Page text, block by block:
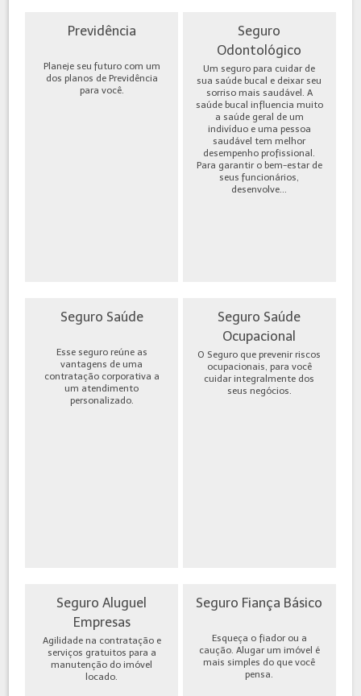
Previdência
Planeje seu futuro com um
dos planos de Previdência
para você.
Seguro
Odontológico
Um seguro para cuidar de
sua saúde bucal e deixar seu
sorriso mais saudável. A
saúde bucal influencia muito
a saúde geral de um
indivíduo e uma pessoa
saudável tem melhor
desempenho profissional.
Para garantir o bem-estar de
seus funcionários,
desenvolve...
Seguro Saúde
Esse seguro reúne as
vantagens de uma
contratação corporativa a
um atendimento
personalizado.
Seguro Saúde
Ocupacional
O Seguro que prevenir riscos
ocupacionais, para você
cuidar integralmente dos
seus negócios.
Seguro Aluguel
Empresas
Agilidade na contratação e
serviços gratuitos para a
manutenção do imóvel
locado.
Seguro Fiança Básico
Esqueça o fiador ou a
caução. Alugar um imóvel é
mais simples do que você
pensa.